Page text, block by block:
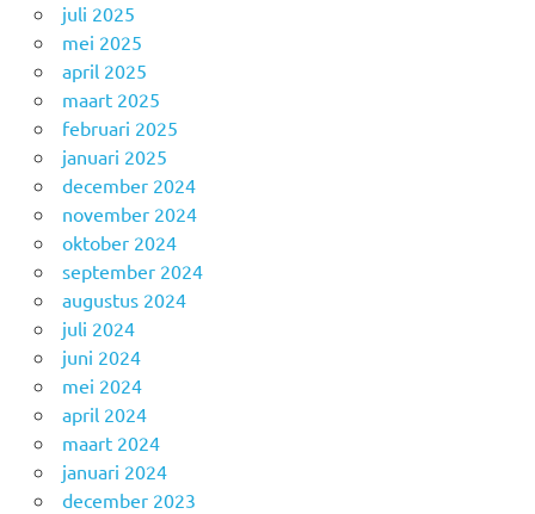
juli 2025
mei 2025
april 2025
maart 2025
februari 2025
januari 2025
december 2024
november 2024
oktober 2024
september 2024
augustus 2024
juli 2024
juni 2024
mei 2024
april 2024
maart 2024
januari 2024
december 2023